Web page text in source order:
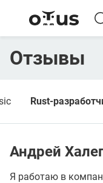
Отзывы
Rust-
Андрей
Я работаю в